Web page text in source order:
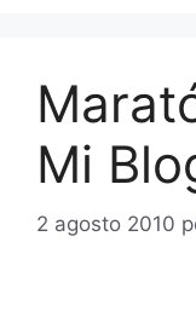
Mi
2 agosto 2010